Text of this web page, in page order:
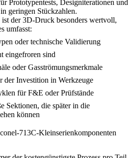
Prototypentests, Designiterationen und
geringen Stückzahlen.
der 3D-Druck besonders wertvoll,
umfasst:
oder technische Validierung
eingefroren sind
oder Gasströmungsmerkmale
der Investition in Werkzeuge
für F&E oder Prüfstände
Sektionen, die später in die
können
713C-Kleinserienkomponenten